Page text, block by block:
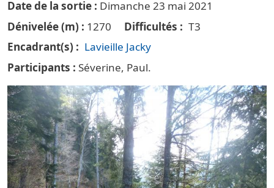
Date de la sortie
Dimanche 23 mai 2021
Dénivelée (m)
1270 Difficultés
T3
Encadrant(s)
Lavieille Jacky
Participants
Séverine, Paul.